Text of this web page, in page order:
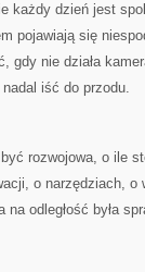
każdy dzień jest
pojawiają się
gdy nie działa
iść do przodu.
rozwojowa, o ile
o narzędziach, o
odległość była